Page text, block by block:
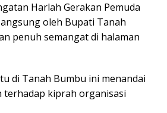
Harlah Gerakan Pemuda
oleh Bupati Tanah
penuh semangat di halaman
di Tanah Bumbu ini menandai
kiprah organisasi